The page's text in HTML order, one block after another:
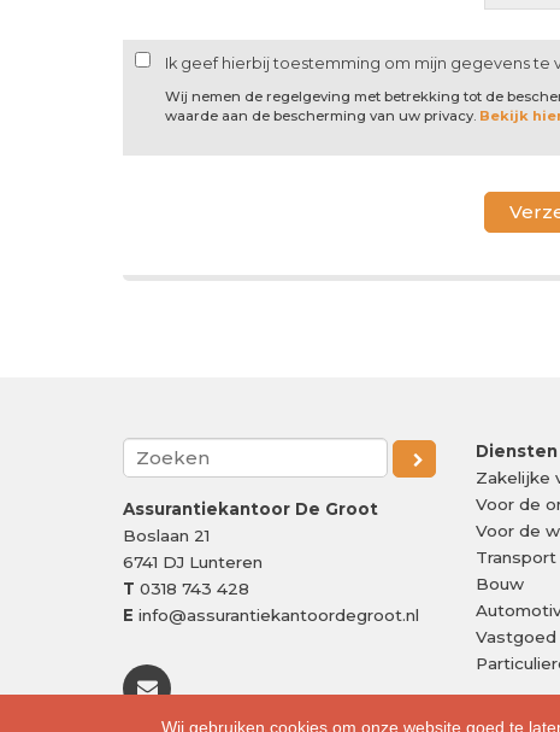
Wij gebruiken cookies om onze website goed te
Ik geef hierbij toestemming om mijn gegevens te
Wij nemen de regelgeving met betrekking tot de
waarde aan de bescherming van uw privacy. Bekijk
Assurantiekantoor De Groot
Boslaan 21
6741 DJ Lunteren
T 0318 743 428
E info@assurantiekantoordegroot.nl
Diensten
Zakelijke
Voor de
Voor de
Bouw
Vastgoed